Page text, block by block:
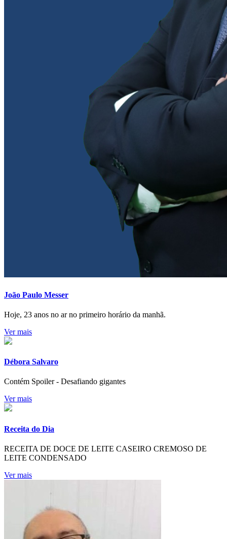
João Paulo Messer
Hoje, 23 anos no ar no primeiro horário da manhã.
Ver mais
Débora Salvaro
Contém Spoiler - Desafiando gigantes
Ver mais
Receita do Dia
RECEITA DE DOCE DE LEITE CASEIRO CREMOSO DE
LEITE CONDENSADO
Ver mais